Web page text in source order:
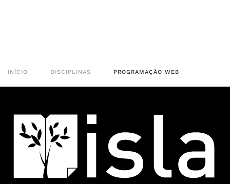
INÍCIO DISCIPLINAS PROGRAMAÇÃO WEB